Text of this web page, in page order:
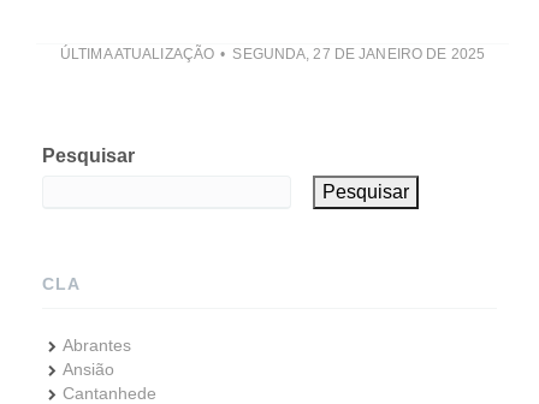
ÚLTIMA ATUALIZAÇÃO SEGUNDA, 27 DE JANEIRO DE 2025
Pesquisar
Pesquisar
CLA
Abrantes
Ansião
Cantanhede